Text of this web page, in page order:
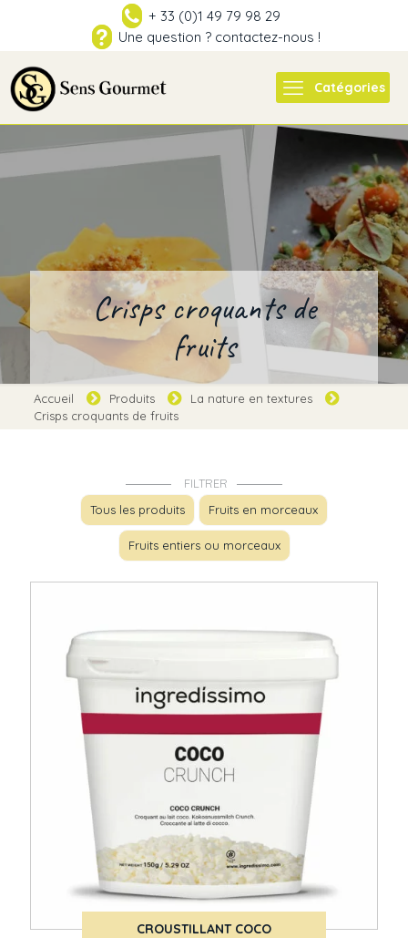
+ 33 (0)1 49 79 98 29
Une question ? contactez-nous !
Catégories
Crisps croquants de
fruits
Accueil Produits
La nature en textures
Crisps croquants de fruits
FILTRER
Tous les produits
Fruits en morceaux
Fruits entiers ou morceaux
CROUSTILLANT COCO